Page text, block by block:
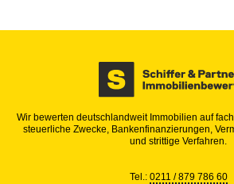
Wir bewerten deutschlandweit Immobilien auf
steuerliche Zwecke, Bankenfinanzierungen,
und strittige Verfahren.
Tel.: 0211 / 879 786 60